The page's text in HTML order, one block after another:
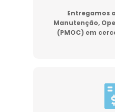
Entregamos
Manutenção,
(PMOC) em